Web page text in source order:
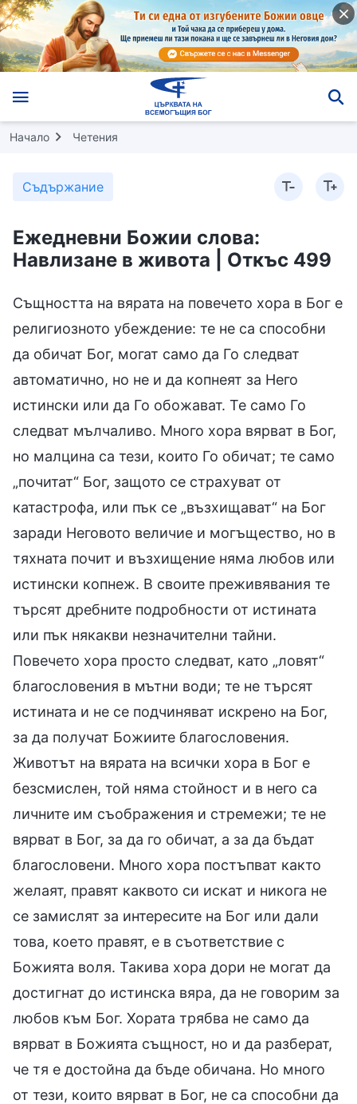
Начало Четения
Съдържание
Ежедневни Божии слова:
Навлизане в живота | Откъс 499
Същността на вярата на повечето хора в Бог е
религиозното убеждение: те не са способни
да обичат Бог, могат само да Го следват
автоматично, но не и да копнеят за Него
истински или да Го обожават. Те само Го
следват мълчаливо. Много хора вярват в Бог,
но малцина са тези, които Го обичат; те само
„почитат“ Бог, защото се страхуват от
катастрофа, или пък се „възхищават“ на Бог
заради Неговото величие и могъщество, но в
тяхната почит и възхищение няма любов или
истински копнеж. В своите преживявания те
търсят дребните подробности от истината
или пък някакви незначителни тайни.
Повечето хора просто следват, като „ловят“
благословения в мътни води; те не търсят
истината и не се подчиняват искрено на Бог,
за да получат Божиите благословения.
Животът на вярата на всички хора в Бог е
безсмислен, той няма стойност и в него са
личните им съображения и стремежи; те не
вярват в Бог, за да го обичат, а за да бъдат
благословени. Много хора постъпват както
желаят, правят каквото си искат и никога не
се замислят за интересите на Бог или дали
това, което правят, е в съответствие с
Божията воля. Такива хора дори не могат да
достигнат до истинска вяра, да не говорим за
любов към Бог. Хората трябва не само да
вярват в Божията същност, но и да разберат,
че тя е достойна да бъде обичана. Но много
от тези, които вярват в Бог, не са способни да